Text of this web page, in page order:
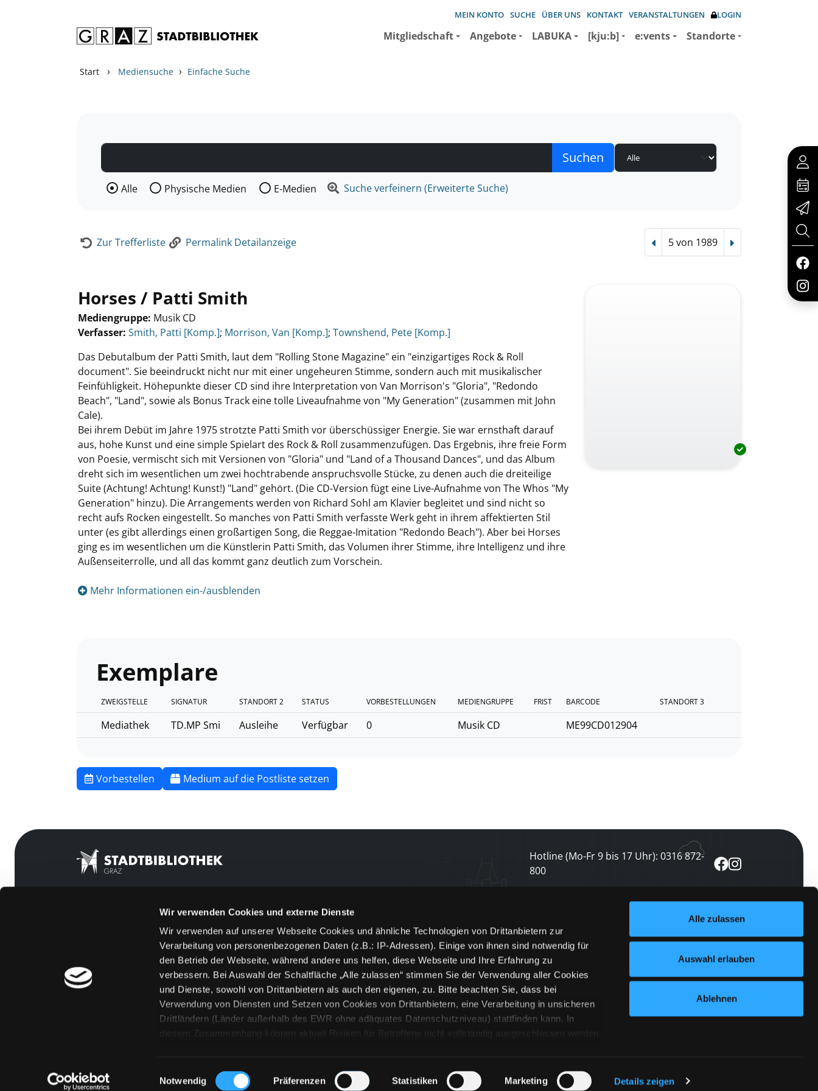
Wir verwenden Cookies und externe Dienste
Wir verwenden auf unserer Webseite Cookies und ähnliche Technologien von Drittanbietern zur
Verarbeitung von personenbezogenen Daten (z.B.: IP-Adressen). Einige von ihnen sind notwendig für
den Betrieb der Webseite, während andere uns helfen, diese Webseite und Ihre Erfahrung zu
verbessern. Bei Auswahl der Schaltfläche „Alle zulassen“ stimmen Sie der Verwendung aller Cookies
und Dienste, sowohl von Drittanbietern als auch den eigenen, zu. Bitte beachten Sie, dass bei
Verwendung von Diensten und Setzen von Cookies von Drittanbietern, eine Verarbeitung in unsicheren
Drittländern (Länder außerhalb des EWR ohne adäquates Datenschutzniveau) stattfinden kann. In
diesem Zusammenhang können aktuell Risiken für Betroffene nicht vollständig ausgeschlossen werden.
„Details zeigen“ finden Sie Erklärungen zu den verschiedenen Kategorien von Cookies und ähnlichen
Einwilligungsauswahl
Notwendig Präferenzen Statistiken Marketing Details zeigen
Alle zulassen
Auswahl erlauben
Ablehnen
MEIN KONTO SUCHE ÜBER UNS KONTAKT VERANSTALTUNGEN LOGIN
Mitgliedschaft Angebote LABUKA [kju:b] e:vents Standorte
Start › Mediensuche › Einfache Suche
Wählen Sie die Medienart nach der Sie suchen wollen.
Alle Physische Medien E-Medien Suche verfeinern (Erweiterte Suche)
Zur Trefferliste Permalink Detailanzeige Vorheriger Treffer
5 von 1989 Nächster Treffer
Horses / Patti Smith
Mediengruppe: Musik CD
Verfasser: Suche nach diesem Verfasser
Smith, Patti [Komp.]; Morrison, Van [Komp.]; Townshend, Pete [Komp.]
Das Debutalbum der Patti Smith, laut dem "Rolling Stone Magazine" ein "einzigartiges Rock & Roll
document". Sie beeindruckt nicht nur mit einer ungeheuren Stimme, sondern auch mit musikalischer
Feinfühligkeit. Höhepunkte dieser CD sind ihre Interpretation von Van Morrison's "Gloria", "Redondo
Beach", "Land", sowie als Bonus Track eine tolle Liveaufnahme von "My Generation" (zusammen mit John
Cale).
Bei ihrem Debüt im Jahre 1975 strotzte Patti Smith vor überschüssiger Energie. Sie war ernsthaft darauf
aus, hohe Kunst und eine simple Spielart des Rock & Roll zusammenzufügen. Das Ergebnis, ihre freie Form
von Poesie, vermischt sich mit Versionen von "Gloria" und "Land of a Thousand Dances", und das Album
dreht sich im wesentlichen um zwei hochtrabende anspruchsvolle Stücke, zu denen auch die dreiteilige
Suite (Achtung! Achtung! Kunst!) "Land" gehört. (Die CD-Version fügt eine Live-Aufnahme von The Whos "My
Generation" hinzu). Die Arrangements werden von Richard Sohl am Klavier begleitet und sind nicht so
recht aufs Rocken eingestellt. So manches von Patti Smith verfasste Werk geht in ihrem affektierten Stil
unter (es gibt allerdings einen großartigen Song, die Reggae-Imitation "Redondo Beach"). Aber bei Horses
ging es im wesentlichen um die Künstlerin Patti Smith, das Volumen ihrer Stimme, ihre Intelligenz und ihre
Außenseiterrolle, und all das kommt ganz deutlich zum Vorschein.
Mehr Informationen ein-/ausblenden
Exemplare
ZWEIGSTELLE SIGNATUR STANDORT 2 STATUS VORBESTELLUNGEN MEDIENGRUPPE FRIST BARCODE STANDORT 3
Mediathek TD.MP Smi Ausleihe Verfügbar 0 Musik CD ME99CD012904
Vorbestellen Medium auf die Postliste setzen
Hotline (Mo-Fr 9 bis 17 Uhr): 0316 872-
800
[kju:b]
Feedback
Kontakt
Über uns
Jobs
Medienwunsch
FAQs
Newsletter abonnieren
und keine Veranstaltung verpassen
jetzt abonnieren